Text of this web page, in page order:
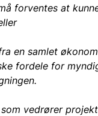
forventes at
en samlet
fordele for
som vedrører